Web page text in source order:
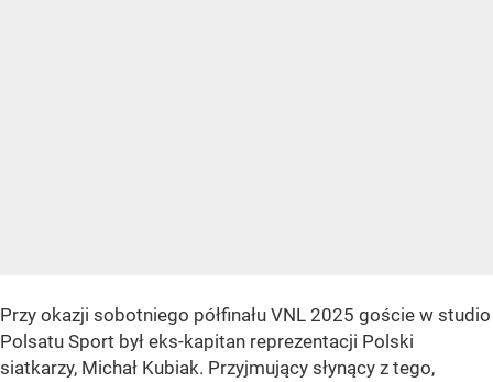
Przy okazji sobotniego półfinału VNL 2025 goście w studio
Polsatu Sport był eks-kapitan reprezentacji Polski
siatkarzy, Michał Kubiak. Przyjmujący słynący z tego,